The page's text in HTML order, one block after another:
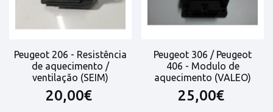
Peugeot 206 - Resistência
de aquecimento /
ventilação (SEIM)
20,00€
Peugeot 306 / Peugeot
406 - Modulo de
aquecimento (VALEO)
25,00€